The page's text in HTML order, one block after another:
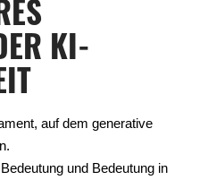
KI-
auf dem generative
und Bedeutung in